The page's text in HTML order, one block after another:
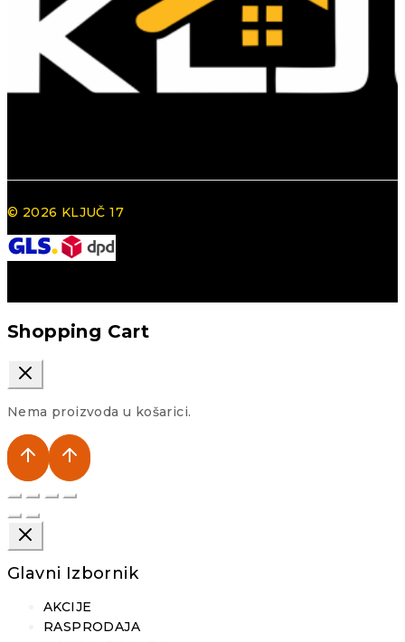
© 2026 KLJUČ 17
Shopping Cart
Nema proizvoda u košarici.
Glavni Izbornik
AKCIJE
RASPRODAJA